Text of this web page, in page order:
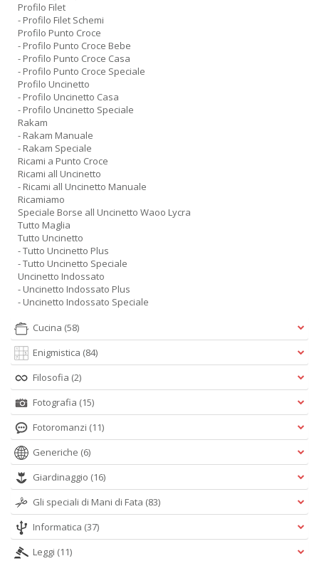
Profilo Filet
- Profilo Filet Schemi
Profilo Punto Croce
- Profilo Punto Croce Bebe
- Profilo Punto Croce Casa
- Profilo Punto Croce Speciale
Profilo Uncinetto
- Profilo Uncinetto Casa
- Profilo Uncinetto Speciale
Rakam
- Rakam Manuale
- Rakam Speciale
Ricami a Punto Croce
Ricami all Uncinetto
- Ricami all Uncinetto Manuale
Ricamiamo
Speciale Borse all Uncinetto Waoo Lycra
Tutto Maglia
Tutto Uncinetto
- Tutto Uncinetto Plus
- Tutto Uncinetto Speciale
Uncinetto Indossato
- Uncinetto Indossato Plus
- Uncinetto Indossato Speciale
Cucina (58)
Enigmistica (84)
Filosofia (2)
Fotografia (15)
Fotoromanzi (11)
Generiche (6)
Giardinaggio (16)
Gli speciali di Mani di Fata (83)
Informatica (37)
Leggi (11)